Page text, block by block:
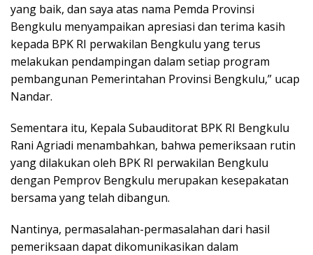
yang baik, dan saya atas nama Pemda Provinsi
Bengkulu menyampaikan apresiasi dan terima kasih
kepada BPK RI perwakilan Bengkulu yang terus
melakukan pendampingan dalam setiap program
pembangunan Pemerintahan Provinsi Bengkulu,” ucap
Nandar.
Sementara itu, Kepala Subauditorat BPK RI Bengkulu
Rani Agriadi menambahkan, bahwa pemeriksaan rutin
yang dilakukan oleh BPK RI perwakilan Bengkulu
dengan Pemprov Bengkulu merupakan kesepakatan
bersama yang telah dibangun.
Nantinya, permasalahan-permasalahan dari hasil
pemeriksaan dapat dikomunikasikan dalam